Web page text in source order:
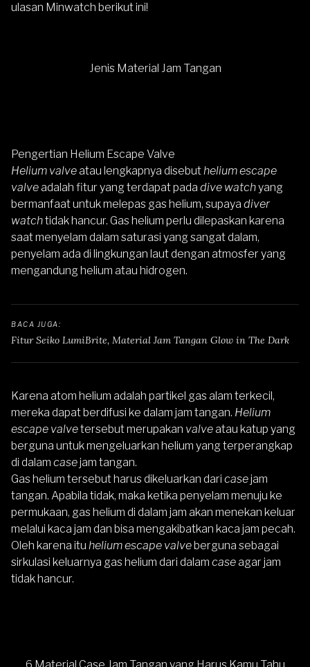
ulasan Minwatch berikut ini!
Jenis Material Jam Tangan
Pengertian Helium Escape Valve
Helium valveatau lengkapnya disebuthelium escape
valveadalah fitur yang terdapat pada dive watchyang
bermanfaat untuk melepas gas helium, supaya diver
watchtidak hancur. Gas helium perlu dilepaskan karena
saat menyelam dalam saturasi yang sangat dalam,
penyelam ada di lingkungan laut dengan atmosfer yang
mengandung helium atau hidrogen.
BACA JUGA:
Fitur Seiko LumiBrite, Material Jam Tangan Glow in The Dark
Karena atom helium adalah partikel gas alam terkecil,
mereka dapat berdifusi ke dalam jam tangan. Helium
escape valvetersebut merupakan valveatau katup yang
berguna untuk mengeluarkan helium yang terperangkap
di dalam casejam tangan.
Gas helium tersebut harus dikeluarkan dari casejam
tangan. Apabila tidak, maka ketika penyelam menuju ke
permukaan, gas helium di dalam jam akan menekan keluar
melalui kaca jam dan bisa mengakibatkan kaca jam pecah.
Oleh karena itu helium escape valveberguna sebagai
sirkulasi keluarnya gas helium dari dalam caseagar jam
tidak hancur.